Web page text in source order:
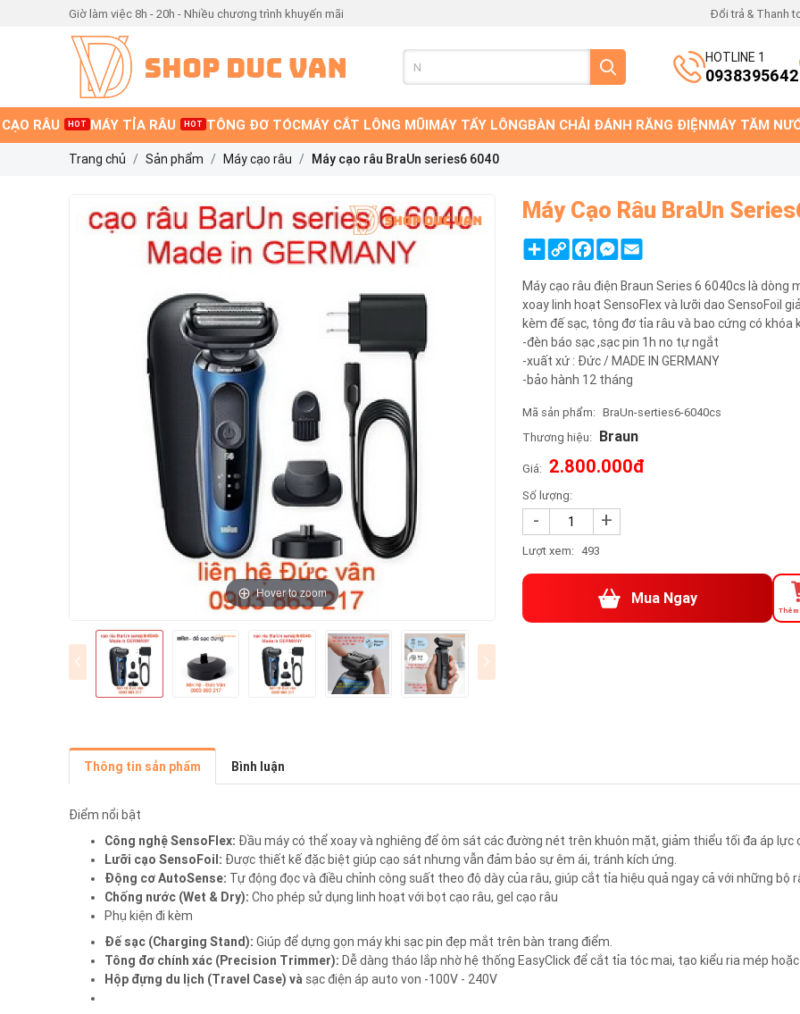
Giờ làm việc 8h - 20h - Nhiều chương trình khuyến mãi Đổi trả & Thanh
HOTLINE 1
0938395642
RÂU HOT MÁY TỈA RÂU HOT TÔNG ĐƠ TÓCMÁY CẮT LÔNG MŨIMÁY TẨY LÔNGBÀN CHẢI ĐÁNH RĂNG ĐIỆNMÁY TĂM
Trang chủ Sản phẩm Máy cạo râu Máy cạo râu BraUn series6 6040
Hover to zoom
Máy Cạo Râu BraUn
ShareCopy
Link
FacebookMessenger
Email
Máy cạo râu điện Braun Series 6 6040cs là
xoay linh hoạt SensoFlex và lưỡi dao SensoFoil
kèm đế sạc, tông đơ tỉa râu và bao cứng có khóa
-đèn báo sạc ,sạc pin 1h no tự ngắt
-xuất xứ : Đức / MADE IN GERMANY
-bảo hành 12 tháng
Mã sản phẩm: BraUn-serties6-6040cs
Thương hiệu: Braun
Giá: 2.800.000đ
Số lượng:
- +
Lượt xem: 493
Mua Ngay
Thêm
Thông tin sản phẩm Bình luận
Điểm nổi bật
Công nghệ SensoFlex: Đầu máy có thể xoay và nghiêng để ôm sát các đường nét trên khuôn mặt, giảm thiểu tối đa áp lực
Lưỡi cạo SensoFoil: Được thiết kế đặc biệt giúp cạo sát nhưng vẫn đảm bảo sự êm ái, tránh kích ứng.
Động cơ AutoSense: Tự động đọc và điều chỉnh công suất theo độ dày của râu, giúp cắt tỉa hiệu quả ngay cả với những bộ
Chống nước (Wet & Dry): Cho phép sử dụng linh hoạt với bọt cạo râu, gel cạo râu
Phụ kiện đi kèm
Đế sạc (Charging Stand): Giúp để dựng gọn máy khi sạc pin đẹp mắt trên bàn trang điểm.
Tông đơ chính xác (Precision Trimmer): Dễ dàng tháo lắp nhờ hệ thống EasyClick để cắt tỉa tóc mai, tạo kiểu ria mép hoặc
Hộp đựng du lịch (Travel Case) và sạc điện áp auto von -100V - 240V